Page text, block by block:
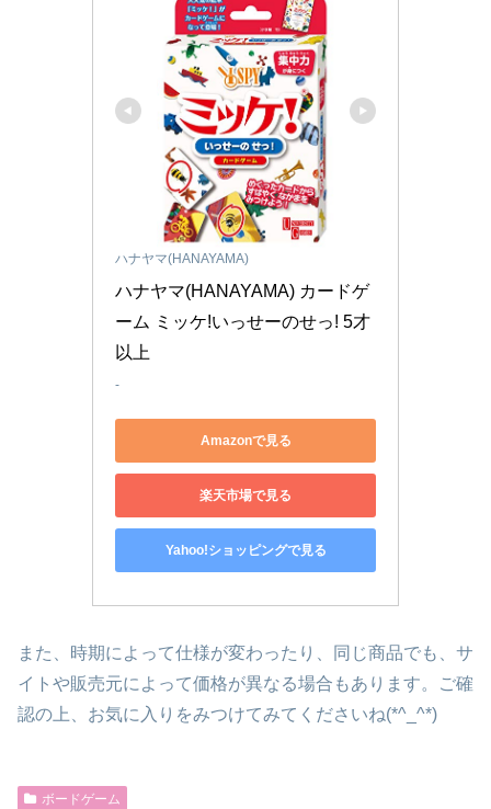
ハナヤマ(HANAYAMA)
ハナヤマ(HANAYAMA) カードゲ
ーム ミッケ!いっせーのせっ! 5才
以上
-
Amazonで見る
楽天市場で見る
Yahoo!ショッピングで見る
また、時期によって仕様が変わったり、同じ商品でも、サ
イトや販売元によって価格が異なる場合もあります。ご確
認の上、お気に入りをみつけてみてくださいね(*^_^*)
ボードゲーム